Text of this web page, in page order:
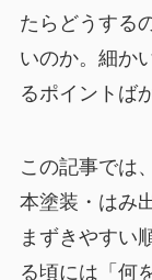
たらどうする
いのか。細か
るポイントば
この記事では
本塗装・はみ
まずきやすい
る頃には「何